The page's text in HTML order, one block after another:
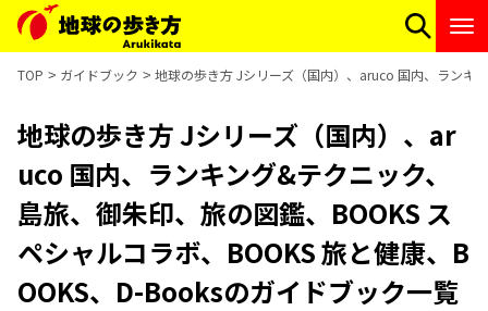
TOP ガイドブック 地球の歩き方 Jシリーズ（国内）、aruco 国内、ランキ
地球の歩き方 Jシリーズ（国内）、ar
uco 国内、ランキング&テクニック、
島旅、御朱印、旅の図鑑、BOOKS ス
ペシャルコラボ、BOOKS 旅と健康、B
OOKS、D-Booksのガイドブック一覧